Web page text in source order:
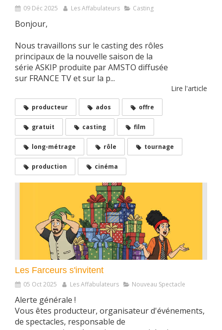
09 Déc 2025 Les Affabulateurs Casting
Bonjour,
Nous travaillons sur le casting des rôles
principaux de la nouvelle saison de la
série ASKIP produite par AMSTO diffusée
sur FRANCE TV et sur la p...
Lire l'article
producteur ados offre
gratuit casting film
long-métrage rôle tournage
production cinéma
Les Farceurs s'invitent
05 Oct 2025 Les Affabulateurs Nouveau Spectacle
Alerte générale !
Vous êtes producteur, organisateur d'événements,
de spectacles, responsable de